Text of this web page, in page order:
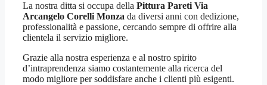
La nostra ditta si occupa della Pittura Pareti Via
Arcangelo Corelli Monza da diversi anni con dedizione,
professionalità e passione, cercando sempre di offrire alla
clientela il servizio migliore.
Grazie alla nostra esperienza e al nostro spirito
d’intraprendenza siamo costantemente alla ricerca del
modo migliore per soddisfare anche i clienti più esigenti.